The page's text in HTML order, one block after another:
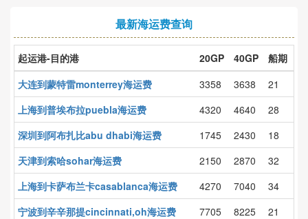
最新海运费查询
起运港-目的港 20GP 40GP
船期
大连到蒙特雷monterrey海运费
3358 3638
21
上海到普埃布拉puebla海运费
4320 4640
28
深圳到阿布扎比abu dhabi海运费
1745 2430
18
天津到索哈sohar海运费
2150 2870
32
上海到卡萨布兰卡casablanca海运费
4270 7040
34
宁波到辛辛那提cincinnati,oh海运费
7705 8225
21